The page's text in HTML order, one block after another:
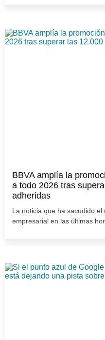
BBVA amplía la
a todo 2026 tras
adheridas
La noticia que ha sacudido
empresarial en las últimas